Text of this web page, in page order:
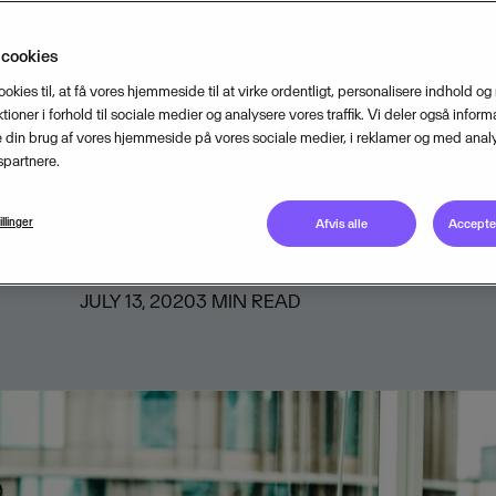
enkeltmandsvirksomheder i
kun med tre procent
sidste år. Det viser en ny
af regnskabsprogrammet Dinero
JULY 13, 20203 MIN READ
til, at få vores hjemmeside til at virke ordentligt, personalisere indhold og
i forhold til sociale medier og analysere vores traffik. Vi deler også
brug af vores hjemmeside på vores sociale medier, i reklamer og med
Afvis alle